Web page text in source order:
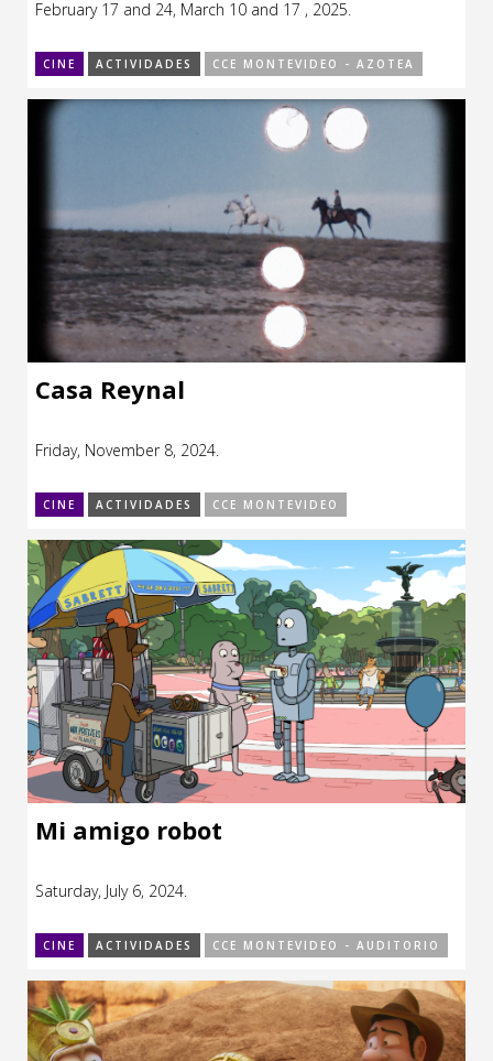
Espacio itinerante de lectura infantil
Formación
Letras
Medio Ambiente
Música
Sin categoría
February 17 and 24, March 10 and 17 , 2025.
CINE ACTIVIDADES CCE MONTEVIDEO - AZOTEA
Casa Reynal
Friday, November 8, 2024.
CINE ACTIVIDADES CCE MONTEVIDEO
Mi amigo robot
Saturday, July 6, 2024.
CINE ACTIVIDADES CCE MONTEVIDEO - AUDITORIO